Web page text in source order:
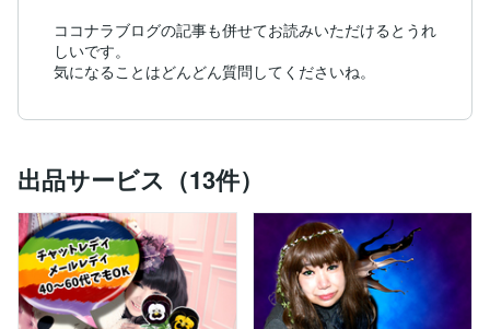
ココナラブログの記事も併せてお読みいただけるとうれ
しいです。
気になることはどんどん質問してくださいね。
出品サービス（13件）